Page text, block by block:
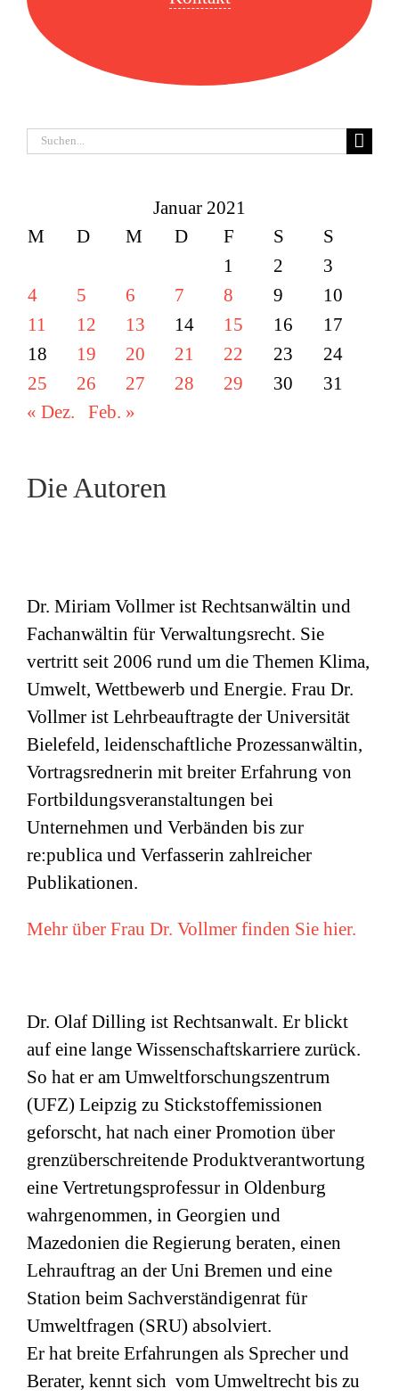
Suche
Januar 2021
M
D M D F S
S
1
2
3
4
5 6 7 8 9
10
11
12 13 14 15 16
17
18
19 20 21 22 23
24
25
26 27 28 29 30
31
« Dez.
Feb. »
Die Autoren
Dr. Miriam Vollmer ist Rechtsanwältin und
Fachanwältin für Verwaltungsrecht. Sie
vertritt seit 2006 rund um die Themen Klima,
Umwelt, Wettbewerb und Energie. Frau Dr.
Vollmer ist Lehrbeauftragte der Universität
Bielefeld, leidenschaftliche Prozessanwältin,
Vortragsrednerin mit breiter Erfahrung von
Fortbildungsveranstaltungen bei
Unternehmen und Verbänden bis zur
re:publica und Verfasserin zahlreicher
Publikationen.
Mehr über Frau Dr. Vollmer finden Sie hier.
Dr. Olaf Dilling ist Rechtsanwalt. Er blickt
auf eine lange Wissenschaftskarriere zurück.
So hat er am Umweltforschungszentrum
(UFZ) Leipzig zu Stickstoffemissionen
geforscht, hat nach einer Promotion über
grenzüberschreitende Produktverantwortung
eine Vertretungsprofessur in Oldenburg
wahrgenommen, in Georgien und
Mazedonien die Regierung beraten, einen
Lehrauftrag an der Uni Bremen und eine
Station beim Sachverständigenrat für
Umweltfragen (SRU) absolviert.
Er hat breite Erfahrungen als Sprecher und
Berater, kennt sich vom Umweltrecht bis zu